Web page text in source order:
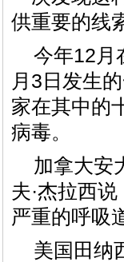
供重要的线
今年12月
月3日发生
家在其中的
病毒。
加拿大安
夫·杰拉西
严重的呼吸
美国田纳